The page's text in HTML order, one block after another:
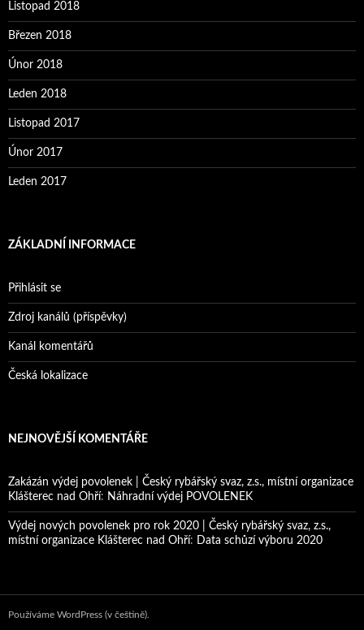
Listopad 2018
Březen 2018
Únor 2018
Leden 2018
Listopad 2017
Únor 2017
Leden 2017
ZÁKLADNÍ INFORMACE
Přihlásit se
Zdroj kanálů (příspěvky)
Kanál komentářů
Česká lokalizace
NEJNOVĚJŠÍ KOMENTÁŘE
Zakázán výdej povolenek | Český rybářský svaz, z.s., místní organizace
Klášterec nad Ohří: Náhradní výdej POVOLENEK
Výdej nových povolenek pro rok 2020 | Český rybářský svaz, z.s.,
místní organizace Klášterec nad Ohří: Data schůzí výboru 2020
Používáme WordPress (v češtině).